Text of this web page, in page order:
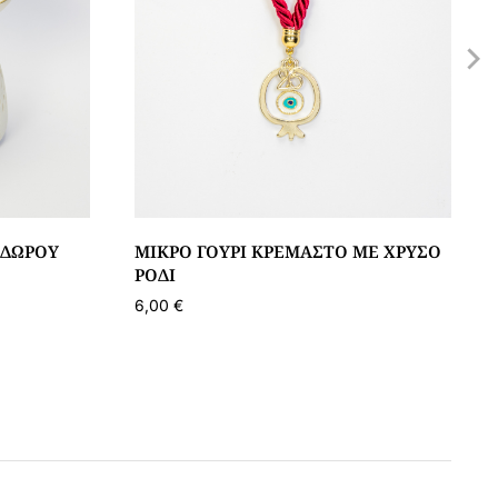
ΜΙΚΡΌ ΓΟΎΡΙ ΚΡΕΜΑΣΤΌ ΜΕ ΧΡΥΣΌ
ΡΌΔΙ
6,00 €